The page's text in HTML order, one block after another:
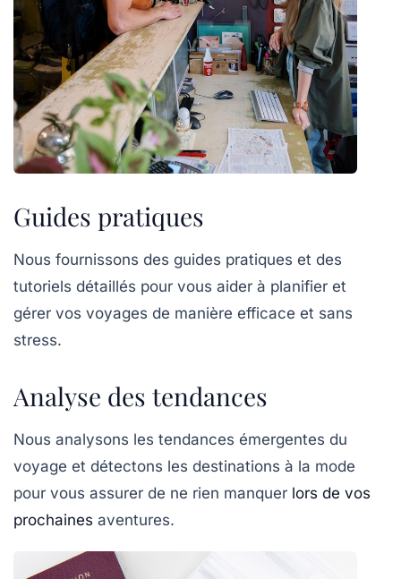
Guides pratiques
Nous fournissons des guides pratiques et des
tutoriels détaillés pour vous aider à planifier et
gérer vos voyages de manière efficace et sans
stress.
Analyse des tendances
Nous analysons les tendances émergentes du
voyage et détectons les destinations à la mode
pour vous assurer de ne rien manquer lors de vos
prochaines aventures.